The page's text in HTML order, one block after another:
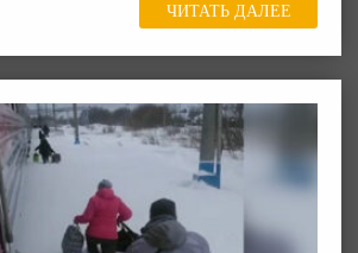
ЧИТАТЬ ДАЛЕЕ